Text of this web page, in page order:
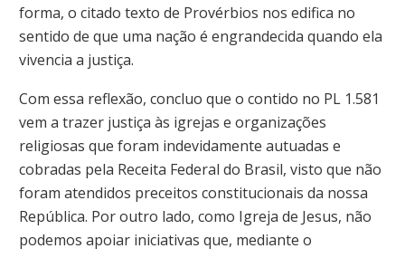
forma, o citado texto de Provérbios nos edifica no
sentido de que uma nação é engrandecida quando ela
vivencia a justiça.
Com essa reflexão, concluo que o contido no PL 1.581
vem a trazer justiça às igrejas e organizações
religiosas que foram indevidamente autuadas e
cobradas pela Receita Federal do Brasil, visto que não
foram atendidos preceitos constitucionais da nossa
República. Por outro lado, como Igreja de Jesus, não
podemos apoiar iniciativas que, mediante o